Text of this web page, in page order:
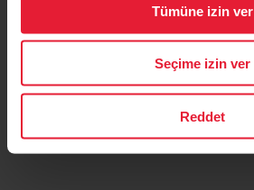
Tümüne izin ver
Seçime izin ver
Reddet